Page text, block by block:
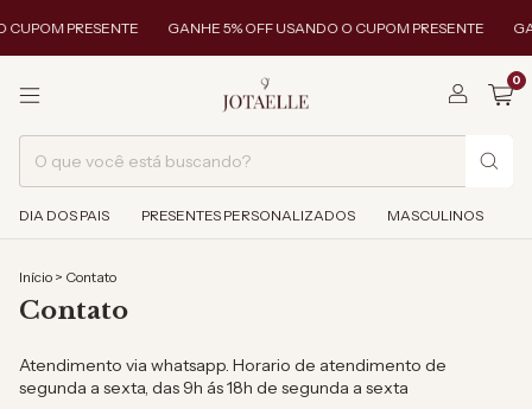
PRESENTE GANHE 5% OFF USANDO O CUPOM PRESENTE
0
DIA DOS PAIS PRESENTES PERSONALIZADOS MASCULINOS
Início > Contato
Contato
Atendimento via whatsapp. Horario de atendimento de
segunda a sexta, das 9h ás 18h de segunda a sexta